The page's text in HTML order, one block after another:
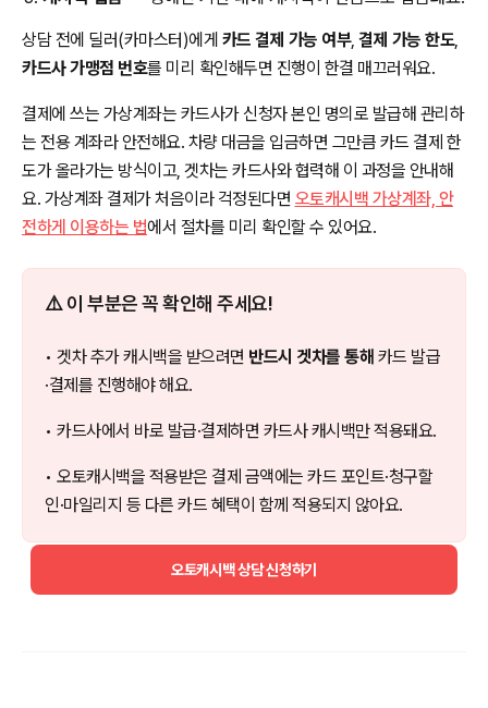
상담 전에 딜러(카마스터)에게 카드 결제 가능 여부, 결제 가능 한도,
카드사 가맹점 번호를 미리 확인해두면 진행이 한결 매끄러워요.
결제에 쓰는 가상계좌는 카드사가 신청자 본인 명의로 발급해 관리하
는 전용 계좌라 안전해요. 차량 대금을 입금하면 그만큼 카드 결제 한
도가 올라가는 방식이고, 겟차는 카드사와 협력해 이 과정을 안내해
요. 가상계좌 결제가 처음이라 걱정된다면 오토캐시백 가상계좌, 안
전하게 이용하는 법에서 절차를 미리 확인할 수 있어요.
⚠️ 이 부분은 꼭 확인해 주세요!
• 겟차 추가 캐시백을 받으려면 반드시 겟차를 통해 카드 발급
·결제를 진행해야 해요.
• 카드사에서 바로 발급·결제하면 카드사 캐시백만 적용돼요.
• 오토캐시백을 적용받은 결제 금액에는 카드 포인트·청구할
인·마일리지 등 다른 카드 혜택이 함께 적용되지 않아요.
오토캐시백 상담 신청하기